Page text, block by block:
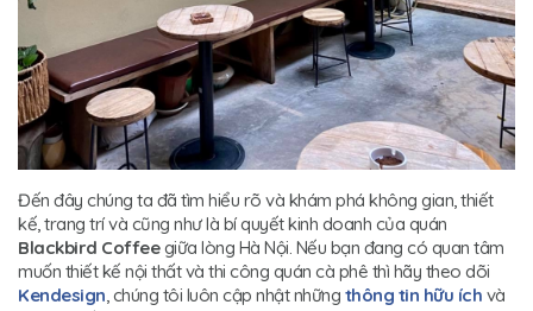
Đến đây chúng ta đã tìm hiểu rõ và khám phá không gian, thiết
kế, trang trí và cũng như là bí quyết kinh doanh của quán
Blackbird Coffeegiữa lòng Hà Nội. Nếu bạn đang có quan tâm
muốn thiết kế nội thất và thi công quán cà phê thì hãy theo dõi
Kendesign, chúng tôi luôn cập nhật những thông tin hữu ích và